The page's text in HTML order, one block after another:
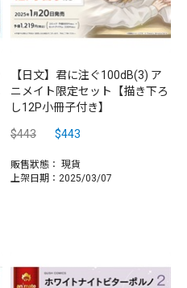
【日文】君に注ぐ100dB(3) ア
ニメイト限定セット【描き下ろ
し12P小冊子付き】
$443 $443
販售狀態： 現貨
上架日期：2025/03/07